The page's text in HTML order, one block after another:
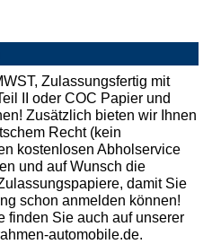
Zulassungsfertig mit
II oder COC Papier und
Zusätzlich bieten wir Ihnen
Recht (kein
kostenlosen Abholservice
und auf Wunsch die
damit Sie
schon anmelden können!
finden Sie auch auf unserer
automobile.de.